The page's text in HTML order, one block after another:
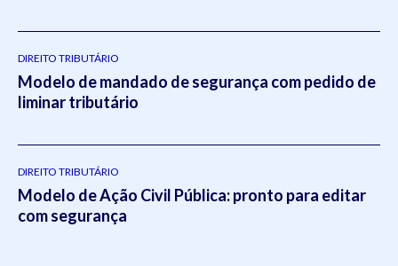
DIREITO TRIBUTÁRIO
Modelo de mandado de segurança com pedido de
liminar tributário
DIREITO TRIBUTÁRIO
Modelo de Ação Civil Pública: pronto para editar
com segurança